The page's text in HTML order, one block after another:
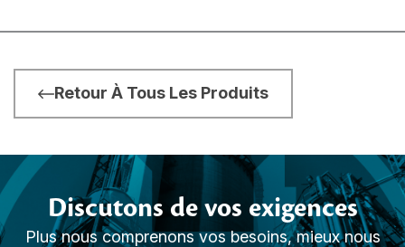
Retour À Tous Les Produits
Discutons de vos exigences
Plus nous comprenons vos besoins, mieux nous